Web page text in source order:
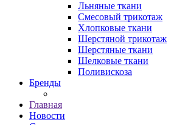
Льняные ткани
Смесовый трикотаж
Хлопковые ткани
Шерстяной трикотаж
Шерстяные ткани
Шелковые ткани
Поливискоза
Бренды
Главная
Новости